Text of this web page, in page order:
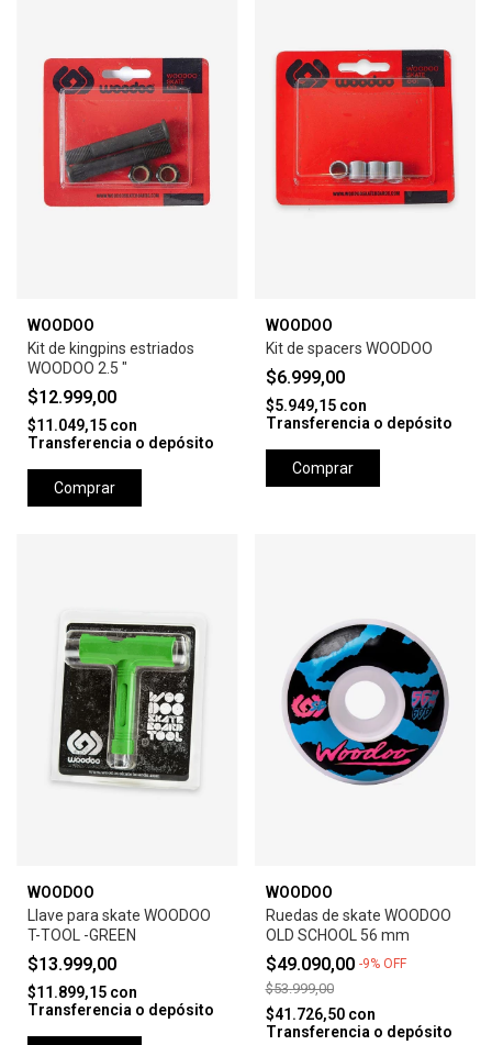
WOODOO
Kit de kingpins estriados
WOODOO 2.5 "
$12.999,00
$11.049,15 con
Transferencia o depósito
Comprar
WOODOO
Kit de spacers WOODOO
$6.999,00
$5.949,15 con
Transferencia o depósito
Comprar
WOODOO
Llave para skate WOODOO
T-TOOL -GREEN
$13.999,00
$11.899,15 con
Transferencia o depósito
WOODOO
Ruedas de skate WOODOO
OLD SCHOOL 56 mm
$49.090,00 -9% OFF
$53.999,00
$41.726,50 con
Transferencia o depósito